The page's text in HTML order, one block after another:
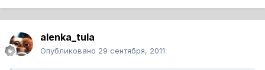
alenka_tula
Опубликовано 29 сентября, 2011